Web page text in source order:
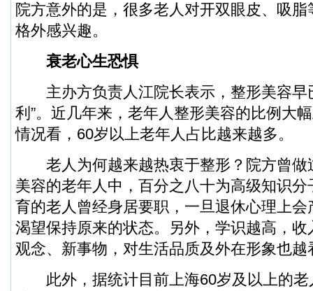
院方意外的是，很多老人对开双眼皮、吸
格外感兴趣。
衰老心生恐惧
主办方负责人江院长表示，整形美容早
利”。近几年来，老年人整形美容的比例大
情况看，60岁以上老年人占比越来越多。
老人为何越来越热衷于整形？院方曾做
美容的老年人中，百分之八十为高级知识分
育的老人曾经身居要职，一旦退休心理上
渴望保持原来的状态。另外，学识越高，
观念、新事物，对生活品质及外在形象也越
此外，据统计目前上海60岁及以上的老